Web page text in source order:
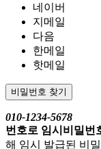
네이버
지메일
다음
한메일
핫메일
비밀번호 찾기
010-1234-5678
번호로 임시비밀번
해 임시 발급된 비